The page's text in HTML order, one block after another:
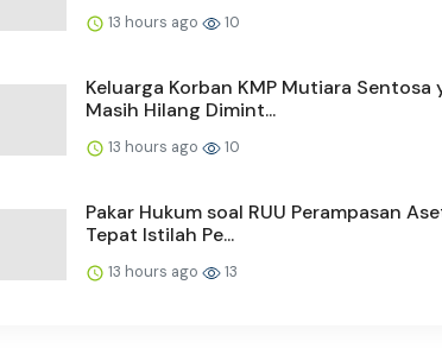
13 hours ago 10
Keluarga Korban KMP Mutiara Sentosa
Masih Hilang Dimint...
13 hours ago 10
Pakar Hukum soal RUU Perampasan
Tepat Istilah Pe...
13 hours ago 13